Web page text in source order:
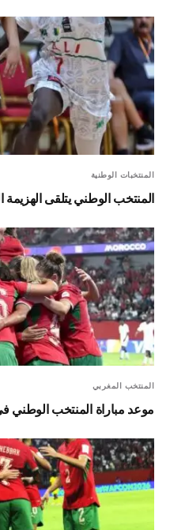
المنتخبات الوطنية
المنتخب الوطني يتلقى الهزيمة
المنتخب المغربي
موعد مباراة المنتخب الوطني